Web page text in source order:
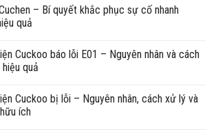
– Bí quyết khắc phục sự cố nhanh
quả
Cuckoo báo lỗi E01 – Nguyên nhân và cách
quả
Cuckoo bị lỗi – Nguyên nhân, cách xử lý và
ích